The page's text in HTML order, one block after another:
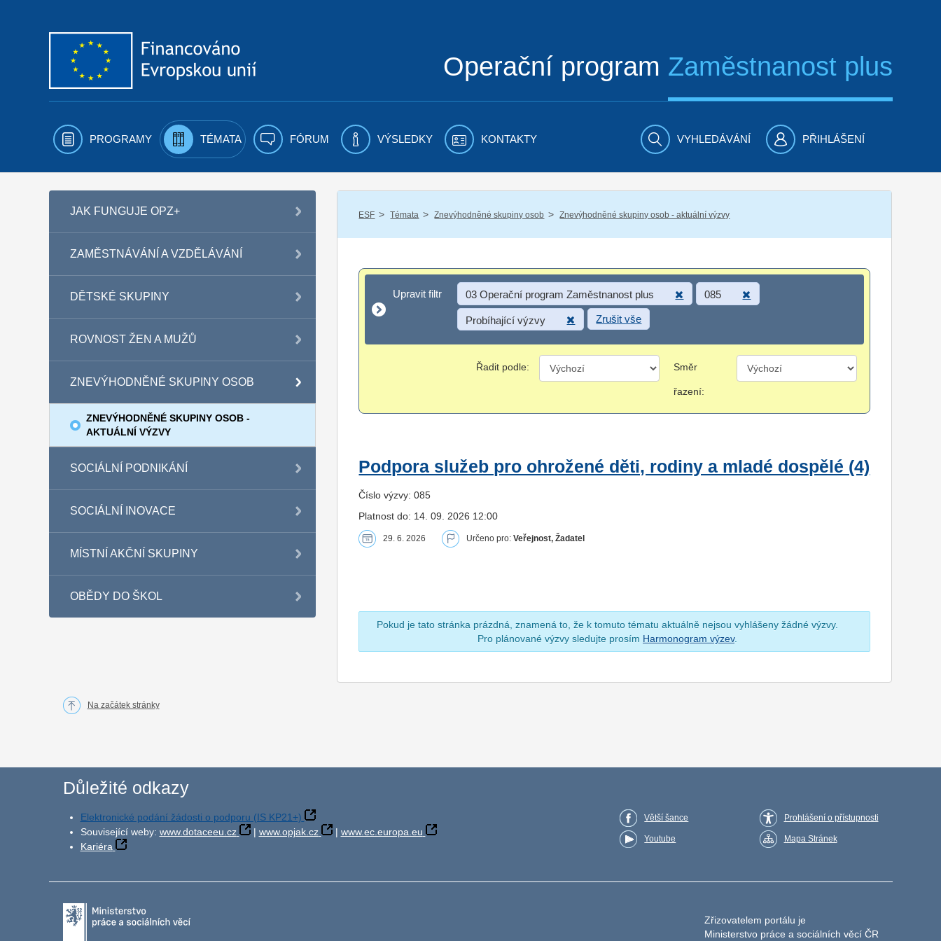
Operační program Zaměstnanost plus
PROGRAMY TÉMATA FÓRUM VÝSLEDKY KONTAKTY VYHLEDÁVÁNÍ PŘIHLÁŠENÍ
JAK FUNGUJE OPZ+
ZAMĚSTNÁVÁNÍ A VZDĚLÁVÁNÍ
DĚTSKÉ SKUPINY
ROVNOST ŽEN A MUŽŮ
ZNEVÝHODNĚNÉ SKUPINY OSOB
ZNEVÝHODNĚNÉ SKUPINY OSOB -
AKTUÁLNÍ VÝZVY
SOCIÁLNÍ PODNIKÁNÍ
SOCIÁLNÍ INOVACE
MÍSTNÍ AKČNÍ SKUPINY
OBĚDY DO ŠKOL
ESF / Témata / Znevýhodněné skupiny osob / Znevýhodněné skupiny osob - aktuální výzvy
Upravit filtr
Upravit filtr 03 Operační program Zaměstnanost plus 085
Probíhající výzvy Zrušit vše
Řadit podle: Směr
řazení:
Podpora služeb pro ohrožené děti, rodiny a mladé dospělé (4)
Číslo výzvy: 085
Platnost do: 14. 09. 2026 12:00
29. 6. 2026 Určeno pro:Veřejnost, Žadatel
Pokud je tato stránka prázdná, znamená to, že k tomuto tématu aktuálně nejsou vyhlášeny žádné výzvy.
Pro plánované výzvy sledujte prosím Harmonogram výzev.
Na začátek stránky
Důležité odkazy
Elektronické podání žádosti o podporu (IS KP21+)
Související weby: www.dotaceeu.cz | www.opjak.cz | www.ec.europa.eu
Kariéra
Větší šance
Youtube
Prohlášení o přístupnosti
Mapa Stránek
Zřizovatelem portálu je
Ministerstvo práce a sociálních věcí ČR